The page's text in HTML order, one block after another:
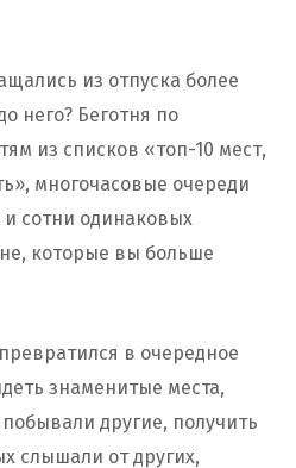
из отпуска более
него? Беготня по
из списков «топ-10 мест,
многочасовые очереди
сотни одинаковых
которые вы больше
в очередное
знаменитые места,
другие, получить
слышали от других,